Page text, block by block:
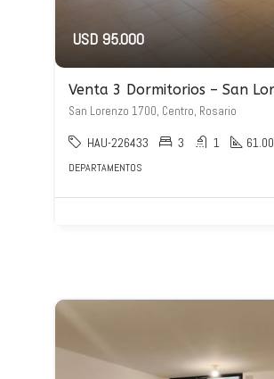
USD 95.000
San Lorenzo 1700, Centro, Rosario
HAU-226433 3 1 61.00
DEPARTAMENTOS